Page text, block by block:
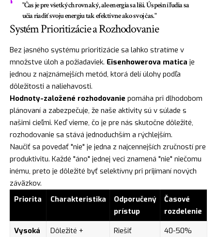
"Čas je pre všetkých rovnaký, ale energia sa líši. Úspešní ľudia sa
učia riadiť svoju energiu tak efektívne ako svoj čas."
Systém Prioritizácie a Rozhodovanie
Bez jasného systému prioritizácie sa lahko stratíme v
množstve úloh a požiadaviek. Eisenhowerova matica je
jednou z najznámejších metód, ktorá delí úlohy podľa
dôležitosti a naliehavosti.
Hodnoty-založené rozhodovanie pomáha pri dlhodobom
plánovaní a zabezpečuje, že naše aktivity sú v súlade s
našimi cieľmi. Keď vieme, čo je pre nás skutočne dôležité,
rozhodovanie sa stává jednoduchším a rýchlejším.
Naučiť sa povedať "nie" je jedna z najcennejších zručností pre
produktivitu. Každé "áno" jednej veci znamená "nie" niečomu
inému, preto je dôležité byť selektívny pri prijímaní nových
záväzkov.
Priorita
Charakteristika
Odporučený
prístup
Časové
rozdelenie
Vysoká
Dôležité +
Riešiť
40-50%